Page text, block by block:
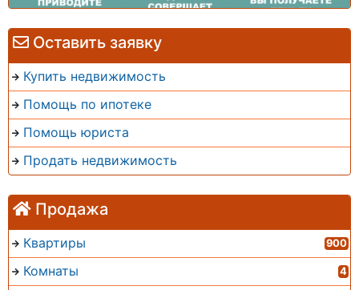
Оставить заявку
Купить недвижимость
Помощь по ипотеке
Помощь юриста
Продать недвижимость
Продажа
Квартиры 900
Комнаты 4